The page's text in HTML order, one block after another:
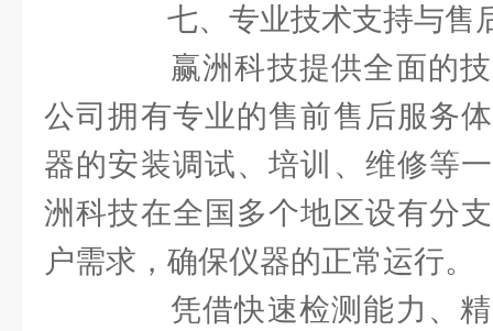
七、专业技术支持与售
赢洲科技提供全面的技
公司拥有专业的售前售后服务
器的安装调试、培训、维修等
洲科技在全国多个地区设有分
户需求，确保仪器的正常运行。
凭借快速检测能力、精